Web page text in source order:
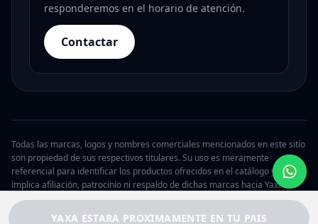
YAXA ESTARA PROXIMAMENTE EN TU PAIS
responderemos en el horario de atención.
Contactar
Todas las marcas, logos y nombres comerciales mencionados en este sitio
son propiedad de sus respectivos titulares. Su uso es meramente
referencial para identificar los productos ofrecidos en el catálogo y no
implica afiliación, patrocinio ni respaldo de dichas marcas hacia Yaxa.
© 2026 Yaxa Argentina. Todos los derechos reservados.